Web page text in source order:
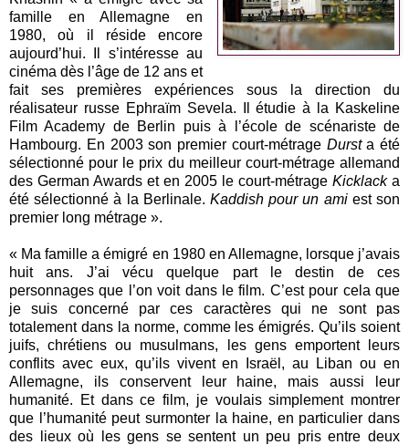
famille en Allemagne en
1980, où il réside encore
aujourd’hui. Il s’intéresse au
cinéma dès l’âge de 12 ans et
fait ses premières expériences sous la direction du
réalisateur russe Ephraïm Sevela. Il étudie à la Kaskeline
Film Academy de Berlin puis à l’école de scénariste de
Hambourg. En 2003 son premier court-métrage Dursta été
sélectionné pour le prix du meilleur court-métrage allemand
des German Awards et en 2005 le court-métrage Kicklack a
été sélectionné à la Berlinale. Kaddish pour un amiest son
premier long métrage ».
« Ma famille a émigré en 1980 en Allemagne, lorsque j’avais
huit ans. J’ai vécu quelque part le destin de ces
personnages que l’on voit dans le film. C’est pour cela que
je suis concerné par ces caractères qui ne sont pas
totalement dans la norme, comme les émigrés. Qu’ils soient
juifs, chrétiens ou musulmans, les gens emportent leurs
conflits avec eux, qu’ils vivent en Israël, au Liban ou en
Allemagne, ils conservent leur haine, mais aussi leur
humanité. Et dans ce film, je voulais simplement montrer
que l’humanité peut surmonter la haine, en particulier dans
des lieux où les gens se sentent un peu pris entre deux